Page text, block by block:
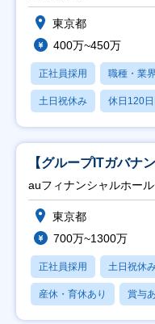
東京都
400万~450万
正社員採用 職種・業
土日祝休み 休日120
【グループITガバナ
auフィナンシャルホー
東京都
700万~1300万
正社員採用 土日祝休
産休・育休あり 賞与